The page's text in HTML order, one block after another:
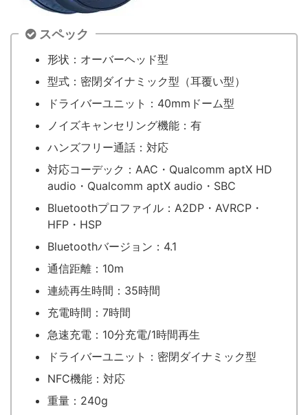
スペック
形状：オーバーヘッド型
型式：密閉ダイナミック型（耳覆い型）
ドライバーユニット：40mmドーム型
ノイズキャンセリング機能：有
ハンズフリー通話：対応
対応コーデック：AAC・Qualcomm aptX HD
audio・Qualcomm aptX audio・SBC
Bluetoothプロファイル：A2DP・AVRCP・
HFP・HSP
Bluetoothバージョン：4.1
通信距離：10m
連続再生時間：35時間
充電時間：7時間
急速充電：10分充電/1時間再生
ドライバーユニット：密閉ダイナミック型
NFC機能：対応
重量：240g